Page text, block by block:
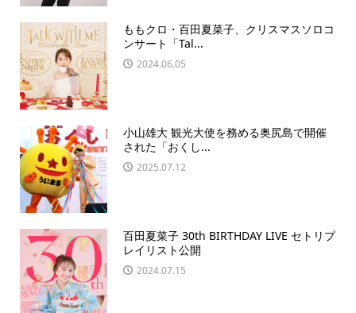
ももクロ・百田夏菜子、クリスマスソロコ
ンサート「Tal...
2024.06.05
小山雄大 観光大使を務める奥尻島で開催
された「おくし...
2025.07.12
百田夏菜子 30th BIRTHDAY LIVE セトリプ
レイリスト公開
2024.07.15